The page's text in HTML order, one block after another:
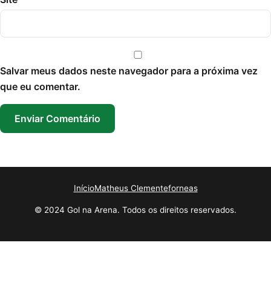
Salvar meus dados neste navegador para a próxima vez
que eu comentar.
InícioMatheus Clementeforneas
© 2024 Gol na Arena. Todos os direitos reservados.